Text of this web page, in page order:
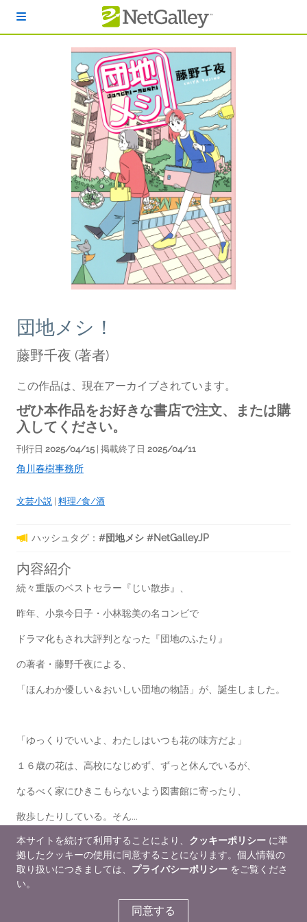
団地メシ！
藤野千夜 (著者)
この作品は、現在アーカイブされています。
ぜひ本作品をお好きな書店で注文、または購
入してください。
刊行日 2025/04/15 | 掲載終了日 2025/04/11
角川春樹事務所
文芸小説 料理/食/酒
ハッシュタグ： #団地メシ #NetGalleyJP
内容紹介
続々重版のベストセラー『じい散歩』、
昨年、小泉今日子・小林聡美の名コンビで
ドラマ化もされ大評判となった『団地のふたり』
の著者・藤野千夜による、
「ほんわか優しい＆おいしい団地の物語」が、誕生しました。
「ゆっくりでいいよ、わたしはいつも花の味方だよ」
１６歳の花は、高校になじめず、ずっと休んでいるが、
なるべく家にひきこもらないよう図書館に寄ったり、
散歩したりしている。そん...
もっと読む
販促情報
NetGalley会員レビュー
本サイトを続けて利用することにより、 クッキーポリシー に準
拠したクッキーの使用に同意することになります。個人情報の
取り扱いにつきましては、 プライバシーポリシー をご覧くださ
い。
同意する